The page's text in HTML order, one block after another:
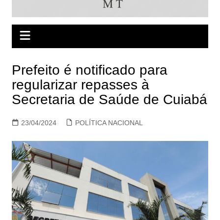
Prefeito é notificado para
regularizar repasses à
Secretaria de Saúde de Cuiabá
23/04/2024 POLÍTICA NACIONAL